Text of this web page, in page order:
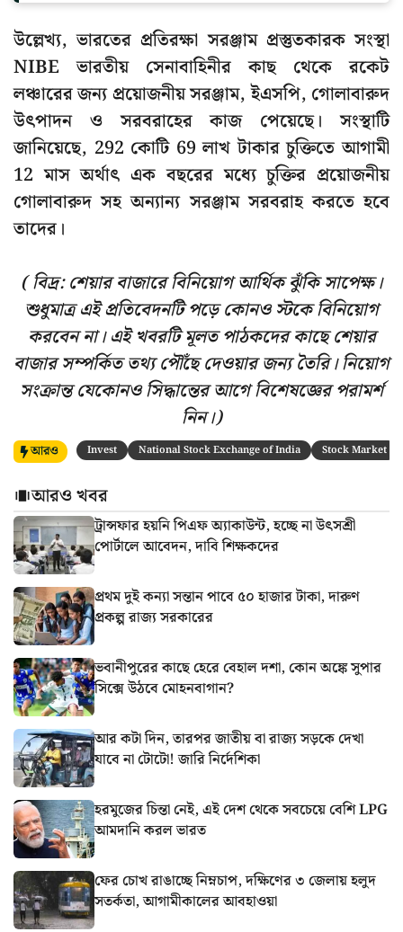
উল্লেখ্য, ভারতের প্রতিরক্ষা সরঞ্জাম প্রস্তুতকারক সংস্থা
NIBE ভারতীয় সেনাবাহিনীর কাছ থেকে রকেট
লঞ্চারের জন্য প্রয়োজনীয় সরঞ্জাম, ইএসপি, গোলাবারুদ
উৎপাদন ও সরবরাহের কাজ পেয়েছে। সংস্থাটি
জানিয়েছে, 292 কোটি 69 লাখ টাকার চুক্তিতে আগামী
12 মাস অর্থাৎ এক বছরের মধ্যে চুক্তির প্রয়োজনীয়
গোলাবারুদ সহ অন্যান্য সরঞ্জাম সরবরাহ করতে হবে
তাদের।
( বিদ্র: শেয়ার বাজারে বিনিয়োগ আর্থিক ঝুঁকি সাপেক্ষ।
শুধুমাত্র এই প্রতিবেদনটি পড়ে কোনও স্টকে বিনিয়োগ
করবেন না। এই খবরটি মূলত পাঠকদের কাছে শেয়ার
বাজার সম্পর্কিত তথ্য পৌঁছে দেওয়ার জন্য তৈরি। নিয়োগ
সংক্রান্ত যেকোনও সিদ্ধান্তের আগে বিশেষজ্ঞের পরামর্শ
নিন।)
আরও Invest National Stock Exchange of India Stock Market
আরও খবর
ট্রান্সফার হয়নি পিএফ অ্যাকাউন্ট, হচ্ছে না উৎসশ্রী
পোর্টালে আবেদন, দাবি শিক্ষকদের
প্রথম দুই কন্যা সন্তান পাবে ৫০ হাজার টাকা, দারুণ
প্রকল্প রাজ্য সরকারের
ভবানীপুরের কাছে হেরে বেহাল দশা, কোন অঙ্কে সুপার
সিক্সে উঠবে মোহনবাগান?
আর কটা দিন, তারপর জাতীয় বা রাজ্য সড়কে দেখা
যাবে না টোটো! জারি নির্দেশিকা
হরমুজের চিন্তা নেই, এই দেশ থেকে সবচেয়ে বেশি LPG
আমদানি করল ভারত
ফের চোখ রাঙাচ্ছে নিম্নচাপ, দক্ষিণের ৩ জেলায় হলুদ
সতর্কতা, আগামীকালের আবহাওয়া